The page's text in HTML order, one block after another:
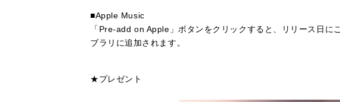
■Apple Music
「Pre-add on Apple」ボタンをクリックすると、リリース日に
ブラリに追加されます。
★プレゼント